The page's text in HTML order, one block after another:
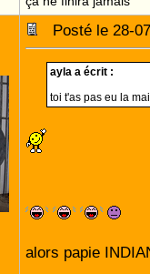
Posté le 28-
ayla a écrit :
toi t'as pas eu la
alors papie